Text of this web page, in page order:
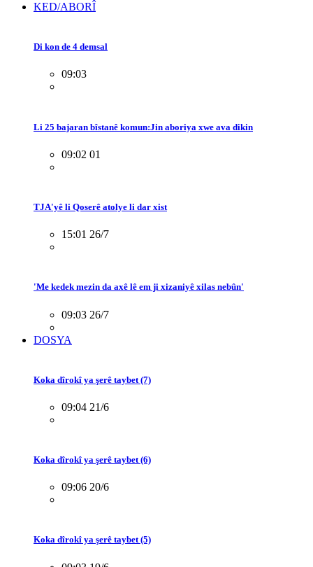
KED/ABORÎ
Di kon de 4 demsal
09:03
Li 25 bajaran bîstanê komun:Jin aboriya xwe ava dikin
09:02 01
TJA'yê li Qoserê atolye li dar xist
15:01 26/7
'Me kedek mezin da axê lê em ji xizaniyê xilas nebûn'
09:03 26/7
DOSYA
Koka dîrokî ya şerê taybet (7)
09:04 21/6
Koka dîrokî ya şerê taybet (6)
09:06 20/6
Koka dîrokî ya şerê taybet (5)